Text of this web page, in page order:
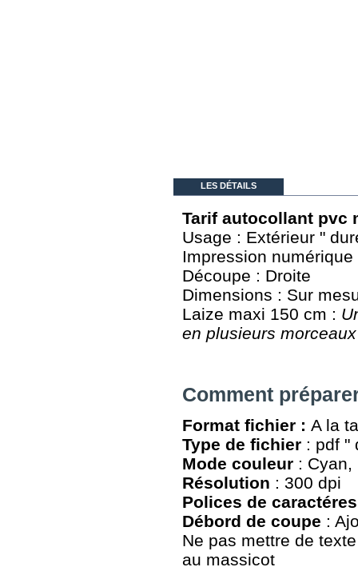
LES DÉTAILS
Tarif autocollant pvc
Usage : Extérieur "
Impression
Découpe : Droite
Dimensions : Sur
Laize maxi 150 cm :
en plusieurs morceaux
Comment
Format fichier : A la
Type de fichier : pdf "
Mode couleur :
Résolution : 300 dpi
Polices de caractéres
Débord de coupe :
Ne pas mettre de
au massicot